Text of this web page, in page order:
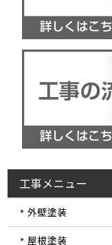
工事メニュー
外壁塗装
屋根塗装